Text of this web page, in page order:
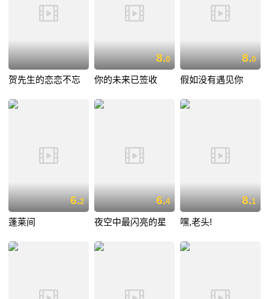
贺先生的恋恋不忘
8.0
你的未来已签收
8.0
假如没有遇见你
6.2
蓬莱间
6.4
夜空中最闪亮的星
8.1
嘿,老头!